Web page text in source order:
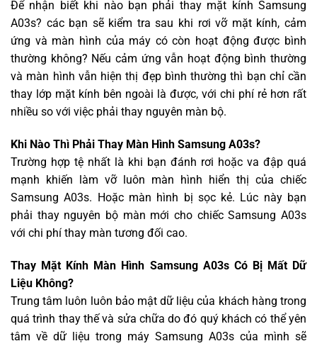
Để nhận biết khi nào bạn phải thay mặt kính Samsung
A03s? các bạn sẽ kiểm tra sau khi rơi vỡ mặt kính, cảm
ứng và màn hình của máy có còn hoạt động được bình
thường không? Nếu cảm ứng vẫn hoạt động bình thường
và màn hình vẫn hiện thị đẹp bình thường thì bạn chỉ cần
thay lớp mặt kính bên ngoài là được, với chi phí rẻ hơn rất
nhiều so với việc phải thay nguyên màn bộ.
Khi Nào Thì Phải Thay Màn Hình Samsung A03s?
Trường hợp tệ nhất là khi bạn đánh rơi hoặc va đập quá
mạnh khiến làm vỡ luôn màn hình hiển thị của chiếc
Samsung A03s. Hoặc màn hình bị sọc kẻ. Lúc này bạn
phải thay nguyên bộ màn mới cho chiếc Samsung A03s
với chi phí thay màn tương đối cao.
Thay Mặt Kính Màn Hình Samsung A03s Có Bị Mất Dữ
Liệu Không?
Trung tâm luôn luôn bảo mật dữ liệu của khách hàng trong
quá trình thay thế và sửa chữa do đó quý khách có thể yên
tâm về dữ liệu trong máy Samsung A03s của mình sẽ